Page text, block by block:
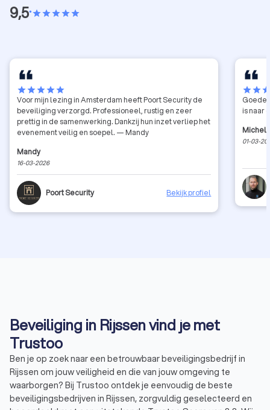
9,5•starstarstarstarstar
starstarstarstarstar
Voor mijn lezing in Amsterdam heeft Poort Security de
beveiliging verzorgd. Professioneel, rustig en zeer
prettig in de samenwerking. Dankzij hun inzet verliep het
evenement veilig en soepel. — Mandy
Mandy
16-03-2026
Poort Security Bekijk profiel
starstar
Goede
is naar
Michel
01-03-
Beveiliging in Rijssen vind je met
Trustoo
Ben je op zoek naar een betrouwbaar beveiligingsbedrijf in
Rijssen om jouw veiligheid en die van jouw omgeving te
waarborgen? Bij Trustoo ontdek je eenvoudig de beste
beveiligingsbedrijven in Rijssen, zorgvuldig geselecteerd en